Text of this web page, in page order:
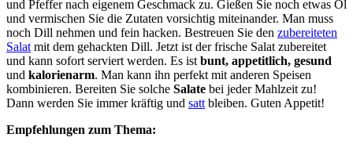
und Pfeffer nach eigenem Geschmack zu. Gießen Sie noch etwas Öl
und vermischen Sie die Zutaten vorsichtig miteinander. Man muss
noch Dill nehmen und fein hacken. Bestreuen Sie den zubereiteten
Salat mit dem gehackten Dill. Jetzt ist der frische Salat zubereitet
und kann sofort serviert werden. Es ist bunt, appetitlich, gesund
und kalorienarm. Man kann ihn perfekt mit anderen Speisen
kombinieren. Bereiten Sie solche Salate bei jeder Mahlzeit zu!
Dann werden Sie immer kräftig und satt bleiben. Guten Appetit!
Empfehlungen zum Thema: